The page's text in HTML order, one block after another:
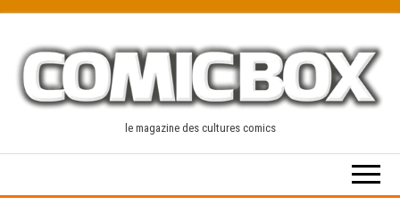
content
le magazine des cultures comics